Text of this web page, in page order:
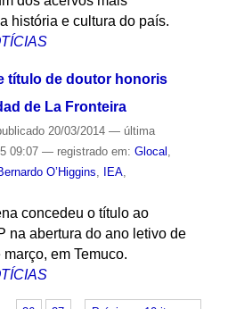
história e cultura do país.
título de doutor honoris
de La Fronteira
20/03/2014 — última
09:07 — registrado em: Glocal ,
O’Higgins, IEA,
concedeu o título ao
na abertura do ano letivo de
em Temuco.